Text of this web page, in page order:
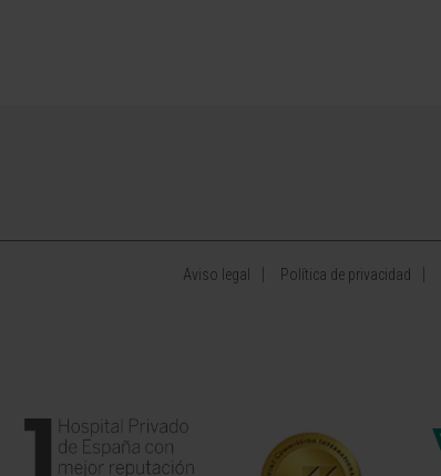
Aviso legal Política de privacidad